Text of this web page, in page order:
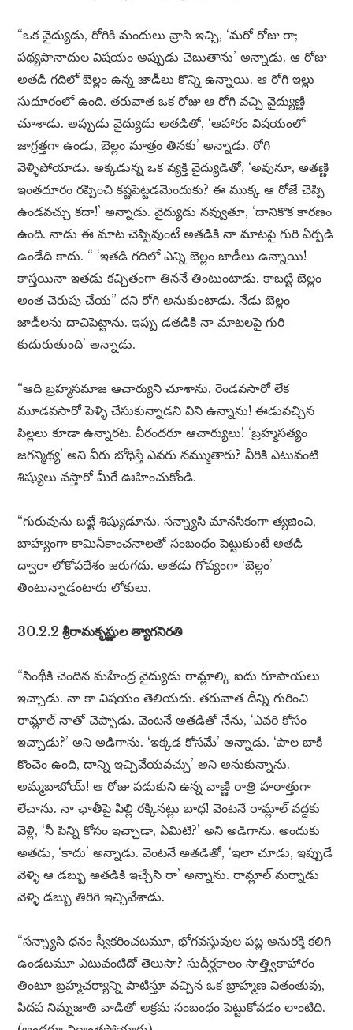
“ఒక వైద్యుడు, రోగికి మందులు వ్రాసి ఇచ్చి, ‘మరో రోజు రా;
పథ్యపానాదుల విషయం అప్పుడు చెబుతాను’ అన్నాడు. ఆ రోజు
అతడి గదిలో బెల్లం ఉన్న జాడీలు కొన్ని ఉన్నాయి. ఆ రోగి ఇల్లు
సుదూరంలో ఉంది. తరువాత ఒక రోజు ఆ రోగి వచ్చి వైద్యుణ్ణి
చూశాడు. అప్పుడు వైద్యుడు అతడితో, ‘ఆహారం విషయంలో
జాగ్రత్తగా ఉండు, బెల్లం మాత్రం తినకు’ అన్నాడు. రోగి
వెళ్ళిపోయాడు. అక్కడున్న ఒక వ్యక్తి వైద్యుడితో, ‘అవునూ, అతణ్ణి
ఇంతదూరం రప్పించి కష్టపెట్టడమెందుకు? ఈ ముక్క ఆ రోజే చెప్పి
ఉండవచ్చు కదా!’ అన్నాడు. వైద్యుడు నవ్వుతూ, ‘దానికొక కారణం
ఉంది. నాడు ఈ మాట చెప్పివుంటే అతడికి నా మాటపై గురి ఏర్పడి
ఉండేది కాదు. “ ‘ఇతడి గదిలో ఎన్ని బెల్లం జాడీలు ఉన్నాయి!
కాస్తయినా ఇతడు కచ్చితంగా తిననే తింటుంటాడు. కాబట్టి బెల్లం
అంత చెరుపు చేయ” దని రోగి అనుకుంటాడు. నేడు బెల్లం
జాడీలను దాచిపెట్టాను. ఇప్పు డతడికి నా మాటలపై గురి
కుదురుతుంది’ అన్నాడు.
“ఆది బ్రహ్మసమాజ ఆచార్యుని చూశాను. రెండవసారో లేక
మూడవసారో పెళ్ళి చేసుకున్నాడని విని ఉన్నాను! ఈడువచ్చిన
పిల్లలు కూడా ఉన్నారట. వీరందరూ ఆచార్యులు! ‘బ్రహ్మసత్యం
జగన్మిథ్య’ అని వీరు బోధిస్తే ఎవరు నమ్ముతారు? వీరికి ఎటువంటి
శిష్యులు వస్తారో మీరే ఊహించుకోండి.
“గురువును బట్టే శిష్యుడూను. సన్న్యాసి మానసికంగా త్యజించి,
బాహ్యంగా కామినీకాంచనాలతో సంబంధం పెట్టుకుంటే అతడి
ద్వారా లోకోపదేశం జరుగదు. అతడు గోప్యంగా ‘బెల్లం’
తింటున్నాడంటారు లోకులు.
30.2.2 శ్రీరామకృష్ణుల త్యాగనిరతి
“సింథీకి చెందిన మహేంద్ర వైద్యుడు రామ్లాల్కి ఐదు రూపాయలు
ఇచ్చాడు. నా కా విషయం తెలియదు. తరువాత దీన్ని గురించి
రామ్లాల్ నాతో చెప్పాడు. వెంటనే అతడితో నేను, ‘ఎవరి కోసం
ఇచ్చాడు?’ అని అడిగాను. ‘ఇక్కడ కోసమే’ అన్నాడు. ‘పాల బాకీ
కొంచెం ఉంది, దాన్ని ఇచ్చివేయవచ్చు’ అని అనుకున్నాను.
అమ్మబాబోయ్! ఆ రోజు పడుకుని ఉన్న వాణ్ణి రాత్రి హఠాత్తుగా
లేచాను. నా ఛాతీపై పిల్లి రక్కినట్లు బాధ! వెంటనే రామ్లాల్ వద్దకు
వెళ్లి, ‘నీ పిన్ని కోసం ఇచ్చాడా, ఏమిటి?’ అని అడిగాను. అందుకు
అతడు, ‘కాదు’ అన్నాడు. వెంటనే అతడితో, ‘ఇలా చూడు, ఇప్పుడే
వెళ్ళి ఆ డబ్బు అతడికి ఇచ్చేసి రా’ అన్నాను. రామ్లాల్ మర్నాడు
వెళ్ళి డబ్బు తిరిగి ఇచ్చివేశాడు.
“సన్న్యాసి ధనం స్వీకరించటమూ, భోగవస్తువుల పట్ల అనురక్తి కలిగి
ఉండటమూ ఎటువంటిదో తెలుసా? సుదీర్ఘకాలం సాత్త్వికాహారం
తింటూ బ్రహ్మచర్యాన్ని పాటిస్తూ వచ్చిన ఒక బ్రాహ్మణ వితంతువు,
పిదప నిమ్నజాతి వాడితో అక్రమ సంబంధం పెట్టుకోవడం లాంటిది.